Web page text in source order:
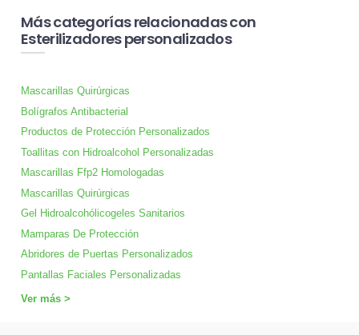
Más categorías relacionadas con
Esterilizadores personalizados
Mascarillas Quirúrgicas
Bolígrafos Antibacterial
Productos de Protección Personalizados
Toallitas con Hidroalcohol Personalizadas
Mascarillas Ffp2 Homologadas
Mascarillas Quirúrgicas
Gel Hidroalcohólicogeles Sanitarios
Mamparas De Protección
Abridores de Puertas Personalizados
Pantallas Faciales Personalizadas
Ver más >